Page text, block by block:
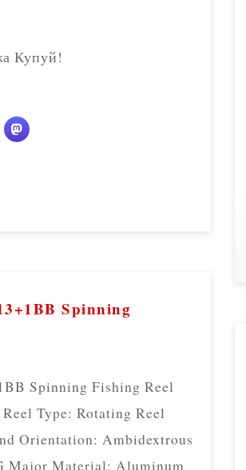
Купуй!
Spinning
Spinning Fishing Reel
Type: Rotating Reel
Orientation: Ambidextrous
Major Material: Aluminum